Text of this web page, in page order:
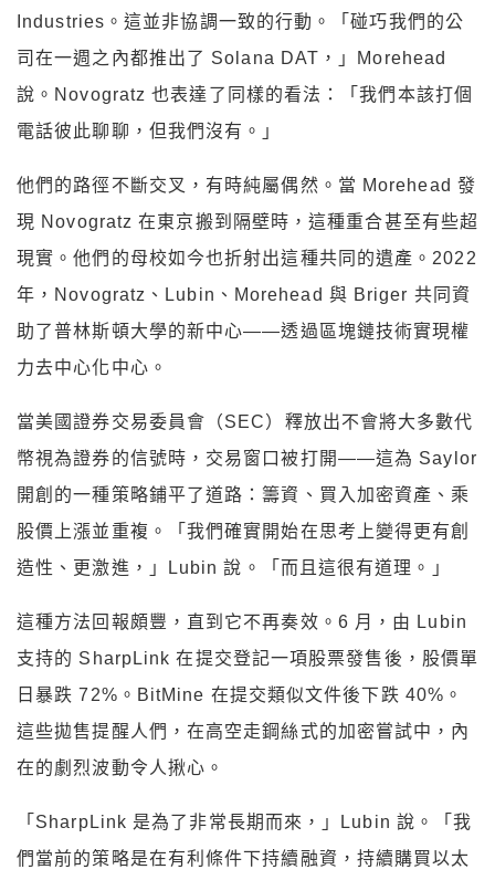
Industries。這並非協調一致的行動。「碰巧我們的公
司在一週之內都推出了 Solana DAT，」Morehead
說。Novogratz 也表達了同樣的看法：「我們本該打個
電話彼此聊聊，但我們沒有。」
他們的路徑不斷交叉，有時純屬偶然。當 Morehead 發
現 Novogratz 在東京搬到隔壁時，這種重合甚至有些超
現實。他們的母校如今也折射出這種共同的遺產。2022
年，Novogratz、Lubin、Morehead 與 Briger 共同資
助了普林斯頓大學的新中心——透過區塊鏈技術實現權
力去中心化中心。
當美國證券交易委員會（SEC）釋放出不會將大多數代
幣視為證券的信號時，交易窗口被打開——這為 Saylor
開創的一種策略鋪平了道路：籌資、買入加密資產、乘
股價上漲並重複。「我們確實開始在思考上變得更有創
造性、更激進，」Lubin 說。「而且這很有道理。」
這種方法回報頗豐，直到它不再奏效。6 月，由 Lubin
支持的 SharpLink 在提交登記一項股票發售後，股價單
日暴跌 72%。BitMine 在提交類似文件後下跌 40%。
這些拋售提醒人們，在高空走鋼絲式的加密嘗試中，內
在的劇烈波動令人揪心。
「SharpLink 是為了非常長期而來，」Lubin 說。「我
們當前的策略是在有利條件下持續融資，持續購買以太